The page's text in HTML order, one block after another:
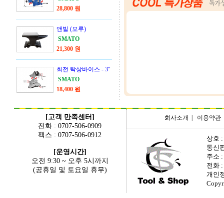
28,800 원
앤빌 (모루)
SMATO
21,300 원
회전 탁상바이스 - 3"
SMATO
18,400 원
[고객 만족센터]
전화 : 0707-506-0909
팩스 : 0707-506-0912
[운영시간]
오전 9:30 ~ 오후 5시까지
(공휴일 및 토요일 휴무)
회사소개 이용약관
상호
통신
주소
전화
개인